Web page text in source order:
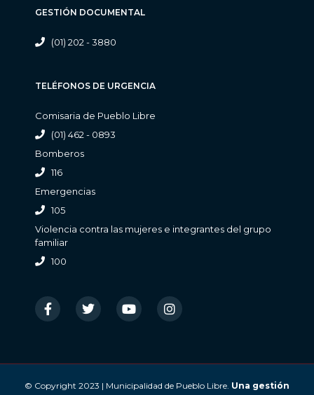
GESTIÓN DOCUMENTAL
(01) 202 - 3880
TELÉFONOS DE URGENCIA
Comisaria de Pueblo Libre
(01) 462 - 0893
Bomberos
116
Emergencias
105
Violencia contra las mujeres e integrantes del grupo
familiar
100
© Copyright 2023 | Municipalidad de Pueblo Libre. Una gestión